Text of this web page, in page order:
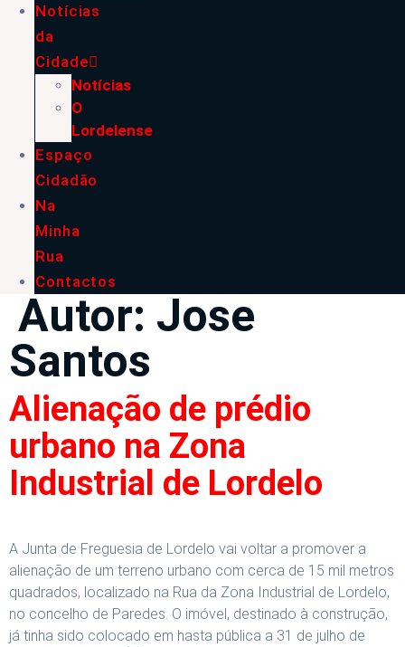
Notícias
da
Cidade
Notícias
O
Lordelense
Espaço
Cidadão
Na
Minha
Rua
Contactos
Autor: Jose
Santos
Alienação de prédio
urbano na Zona
Industrial de Lordelo
A Junta de Freguesia de Lordelo vai voltar a promover a
alienação de um terreno urbano com cerca de 15 mil metros
quadrados, localizado na Rua da Zona Industrial de Lordelo,
no concelho de Paredes. O imóvel, destinado à construção,
já tinha sido colocado em hasta pública a 31 de julho de